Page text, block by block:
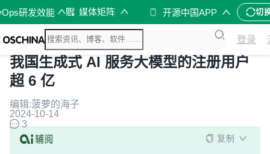
研发效能 媒体矩阵 开源中国APP 切
登录
我国生成式 AI 服务大模型的注册用户
超 6 亿
编辑:菠萝的海子
2024-10-14
3
复制